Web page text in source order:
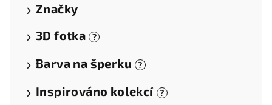
Značky
3D fotka
?
Barva na šperku ?
Inspirováno kolekcí ?